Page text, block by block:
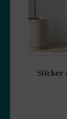
Sticker